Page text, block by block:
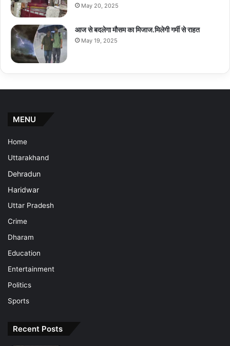
May 20, 2025
आज से बदलेगा मौसम का मिजाज.मिलेगी गर्मी से राहत
May 19, 2025
MENU
Home
Uttarakhand
Dehradun
Haridwar
Uttar Pradesh
Crime
Dharam
Education
Entertainment
Politics
Sports
Recent Posts